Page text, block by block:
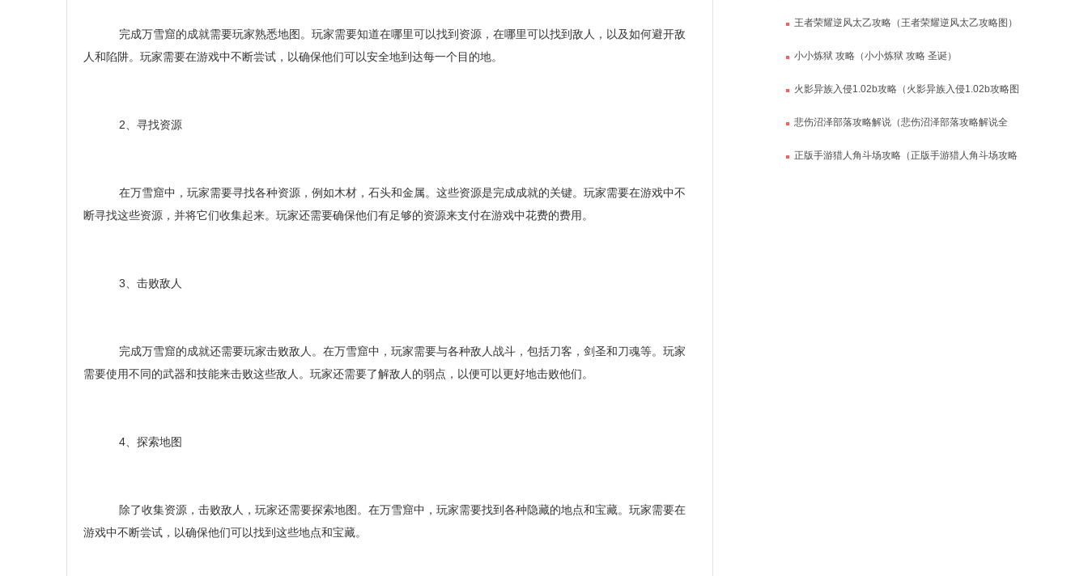
完成万雪窟的成就需要玩家熟悉地图。玩家需要知道在哪里可以找到资源，在哪里可以找到敌人，以及如何避开敌
人和陷阱。玩家需要在游戏中不断尝试，以确保他们可以安全地到达每一个目的地。
2、寻找资源
在万雪窟中，玩家需要寻找各种资源，例如木材，石头和金属。这些资源是完成成就的关键。玩家需要在游戏中不
断寻找这些资源，并将它们收集起来。玩家还需要确保他们有足够的资源来支付在游戏中花费的费用。
3、击败敌人
完成万雪窟的成就还需要玩家击败敌人。在万雪窟中，玩家需要与各种敌人战斗，包括刀客，剑圣和刀魂等。玩家
需要使用不同的武器和技能来击败这些敌人。玩家还需要了解敌人的弱点，以便可以更好地击败他们。
4、探索地图
除了收集资源，击败敌人，玩家还需要探索地图。在万雪窟中，玩家需要找到各种隐藏的地点和宝藏。玩家需要在
游戏中不断尝试，以确保他们可以找到这些地点和宝藏。
王者荣耀逆风太乙攻略（王者荣耀逆风太乙攻略图）
小小炼狱 攻略（小小炼狱 攻略 圣诞）
火影异族入侵1.02b攻略（火影异族入侵1.02b攻略图
悲伤沼泽部落攻略解说（悲伤沼泽部落攻略解说全
正版手游猎人角斗场攻略（正版手游猎人角斗场攻略